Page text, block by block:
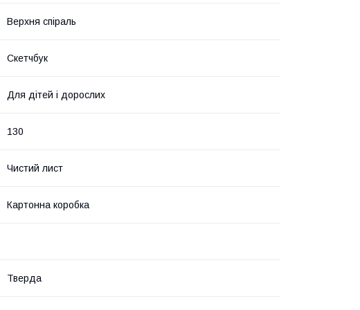
Верхня спіраль
Скетчбук
Для дітей і дорослих
130
Чистий лист
Картонна коробка
Тверда